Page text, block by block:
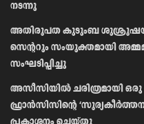
നടന്നു
അതിരൂപത കുടുംബ
സെന്ററും സംയുക്തമായി
സംഘടിപ്പിച്ചു
അസീസിയിൽ ചരിത്രമായി ഒരു
ഫ്രാൻസിസിന്റെ
പ്രകാശനം ചെയ്തു